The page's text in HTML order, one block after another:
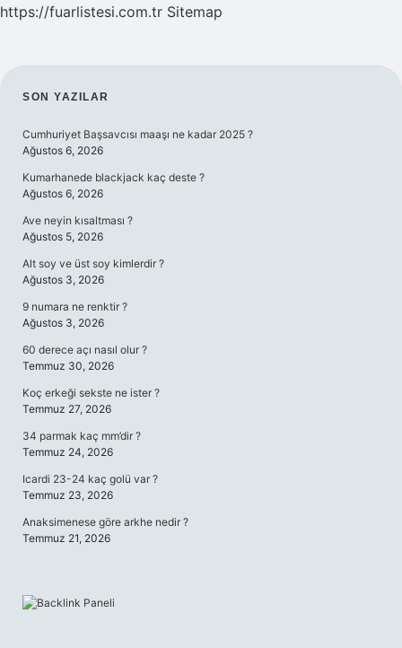
https://fuarlistesi.com.tr Sitemap
SIDEBAR
SON YAZILAR
Cumhuriyet Başsavcısı maaşı ne kadar 2025 ?
Ağustos 6, 2026
Kumarhanede blackjack kaç deste ?
Ağustos 6, 2026
Ave neyin kısaltması ?
Ağustos 5, 2026
Alt soy ve üst soy kimlerdir ?
Ağustos 3, 2026
9 numara ne renktir ?
Ağustos 3, 2026
60 derece açı nasıl olur ?
Temmuz 30, 2026
Koç erkeği sekste ne ister ?
Temmuz 27, 2026
34 parmak kaç mm’dir ?
Temmuz 24, 2026
Icardi 23-24 kaç golü var ?
Temmuz 23, 2026
Anaksimenese göre arkhe nedir ?
Temmuz 21, 2026